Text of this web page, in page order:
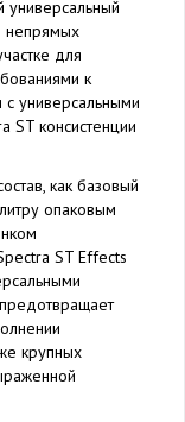
универсальный
непрямых
для
к
с универсальными
ST консистенции
как базовый
опаковым
ST Effects
крупных